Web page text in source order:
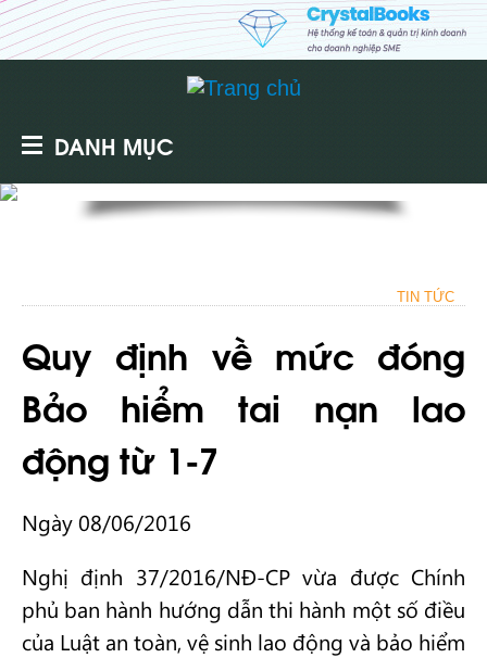
DANH MỤC
TIN TỨC
Quy định về mức đóng
Bảo hiểm tai nạn lao
động từ 1-7
Ngày 08/06/2016
Nghị định 37/2016/NĐ-CP vừa được Chính
phủ ban hành hướng dẫn thi hành một số điều
của Luật an toàn, vệ sinh lao động và bảo hiểm